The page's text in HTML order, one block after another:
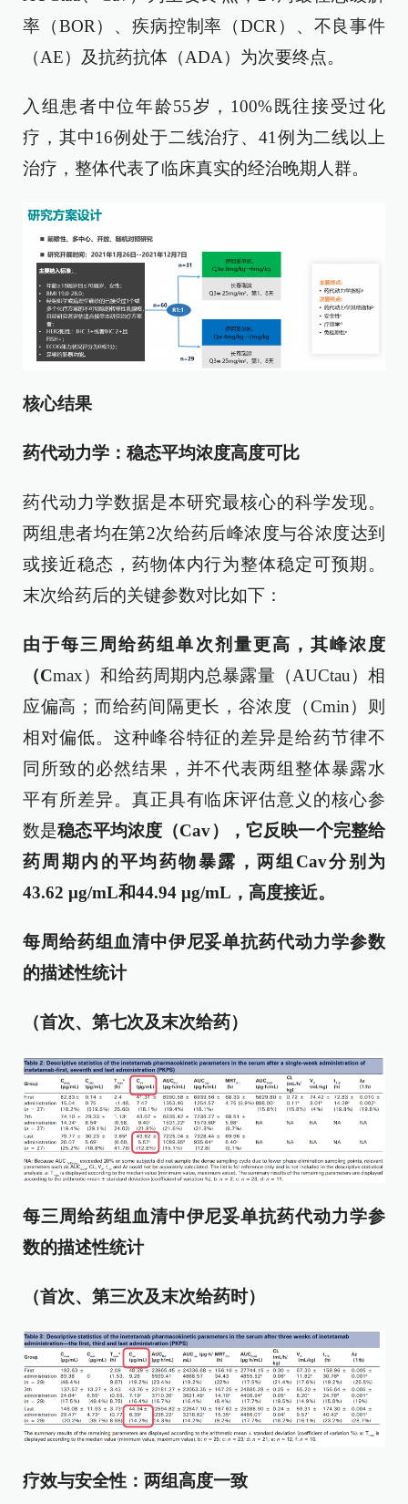
率（BOR）、疾病控制率（DCR）、不良事件
（AE）及抗药抗体（ADA）为次要终点。
入组患者中位年龄55岁，100%既往接受过化
疗，其中16例处于二线治疗、41例为二线以上
治疗，整体代表了临床真实的经治晚期人群。
核心结果
药代动力学：稳态平均浓度高度可比
药代动力学数据是本研究最核心的科学发现。
两组患者均在第2次给药后峰浓度与谷浓度达到
或接近稳态，药物体内行为整体稳定可预期。
末次给药后的关键参数对比如下：
由于每三周给药组单次剂量更高，其峰浓度
（Cmax）和给药周期内总暴露量（AUCtau）相
应偏高；而给药间隔更长，谷浓度（Cmin）则
相对偏低。这种峰谷特征的差异是给药节律不
同所致的必然结果，并不代表两组整体暴露水
平有所差异。真正具有临床评估意义的核心参
数是稳态平均浓度（Cav） ， 它反映一个完整给
药周期内的平均药物暴露，两组Cav分别为
43.62 μg/mL和44.94 μg/mL，高度接近。
每周给药组血清中伊尼妥单抗药代动力学参数
的描述性统计
（首次、第七次及末次给药）
每三周给药组血清中伊尼妥单抗药代动力学参
数的描述性统计
（首次、第三次及末次给药时）
疗效与安全性：两组高度一致